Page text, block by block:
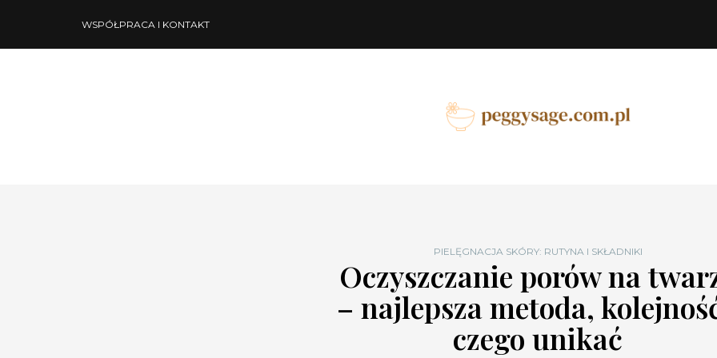
WSPÓŁPRACA I KONTAKT
PIELĘGNACJA SKÓRY: RUTYNA I SKŁADNIKI
Oczyszczanie porów na
– najlepsza metoda,
czego unikać